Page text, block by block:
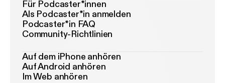
Für Podcaster*innen
Als Podcaster*in anmelden
Podcaster*in FAQ
Community-Richtlinien
Auf dem iPhone anhören
Auf Android anhören
Im Web anhören